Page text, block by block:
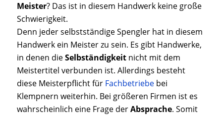
Meister? Das ist in diesem Handwerk keine große
Schwierigkeit.
Denn jeder selbstständige Spengler hat in diesem
Handwerk ein Meister zu sein. Es gibt Handwerke,
in denen dieSelbständigkeitnicht mit dem
Meistertitel verbunden ist. Allerdings besteht
diese Meisterpflicht für Fachbetriebebei
Klempnern weiterhin. Bei größeren Firmen ist es
wahrscheinlich eine Frage derAbsprache. Somit